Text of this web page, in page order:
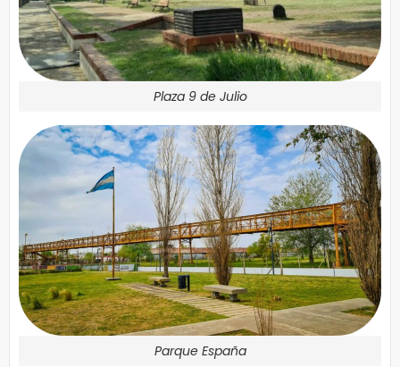
Plaza 9 de Julio
Parque España